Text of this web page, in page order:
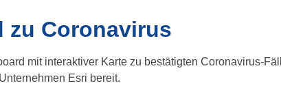
zu Coronavirus
mit interaktiver Karte zu bestätigten Coronavirus-
Esri bereit.